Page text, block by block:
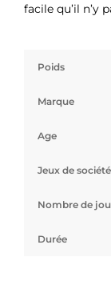
facile qu’il n’y
Poids
Marque
Age
Jeux de société
Nombre de
Durée